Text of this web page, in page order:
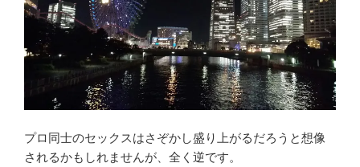
雑
ま
プロ同士のセックスはさぞかし盛り上がるだろうと想像
されるかもしれませんが、全く逆です。